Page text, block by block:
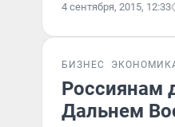
4 сентября, 2015, 12:33
БИЗНЕС
Россиянам
Дальнем